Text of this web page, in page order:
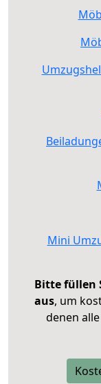
Mini
Bitte füllen
aus, um
denen